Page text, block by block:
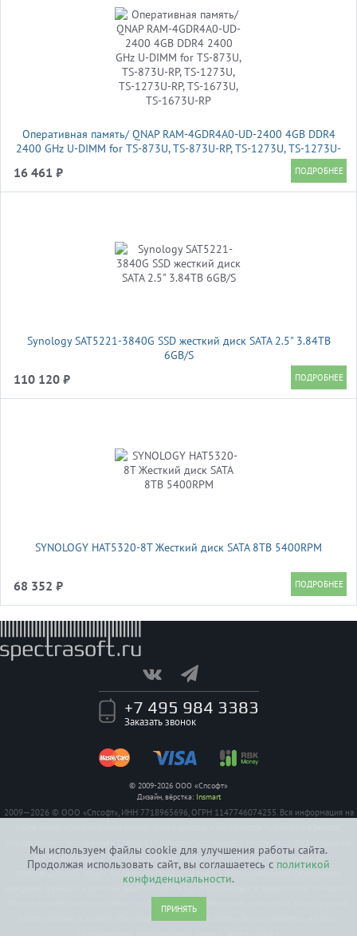
Мы используем файлы cookie для улучшения работы сайта.
Продолжая использовать сайт, вы соглашаетесь с политикой
конфиденциальности.
ПРИНЯТЬ
Оперативная память/ QNAP RAM-4GDR4A0-UD-2400 4GB DDR4
2400 GHz U-DIMM for TS-873U, TS-873U-RP, TS-1273U, TS-1273U-
16 461 ₽
Synology SAT5221-3840G SSD жесткий диск SATA 2.5" 3.84TB
6GB/S
110 120 ₽
SYNOLOGY HAT5320-8T Жесткий диск SATA 8TB 5400RPM
68 352 ₽
+7 495 984 3383
Заказать звонок
© 2009-2026 ООО «Спсофт»
Дизайн, вёрстка: Insmart
2009—2026 © ООО «Спсофт», ИНН 7718965696, ОГРН 1147746074255. Вся информация на
определяемой положением Статьи 437 Гражданского кодекса Российской Федерации. На
все заявленные на сайте авторизации имеются сертификаты полученные от
производителей. Услуги по ремонту предоставляются авторизованными сервисными
центрами. Функции и комплектация устройств могут различаться в зависимости от модели.
Фирма-производитель оставляет за собой право на внесение изменений в конструкцию,
комплектацию и дизайн оборудования. Пользуясь сайтом Вы соглашаетесь на сбор